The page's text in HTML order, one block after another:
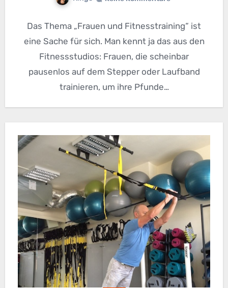
Das Thema „Frauen und Fitnesstraining“ ist
eine Sache für sich. Man kennt ja das aus den
Fitnessstudios: Frauen, die scheinbar
pausenlos auf dem Stepper oder Laufband
trainieren, um ihre Pfunde…